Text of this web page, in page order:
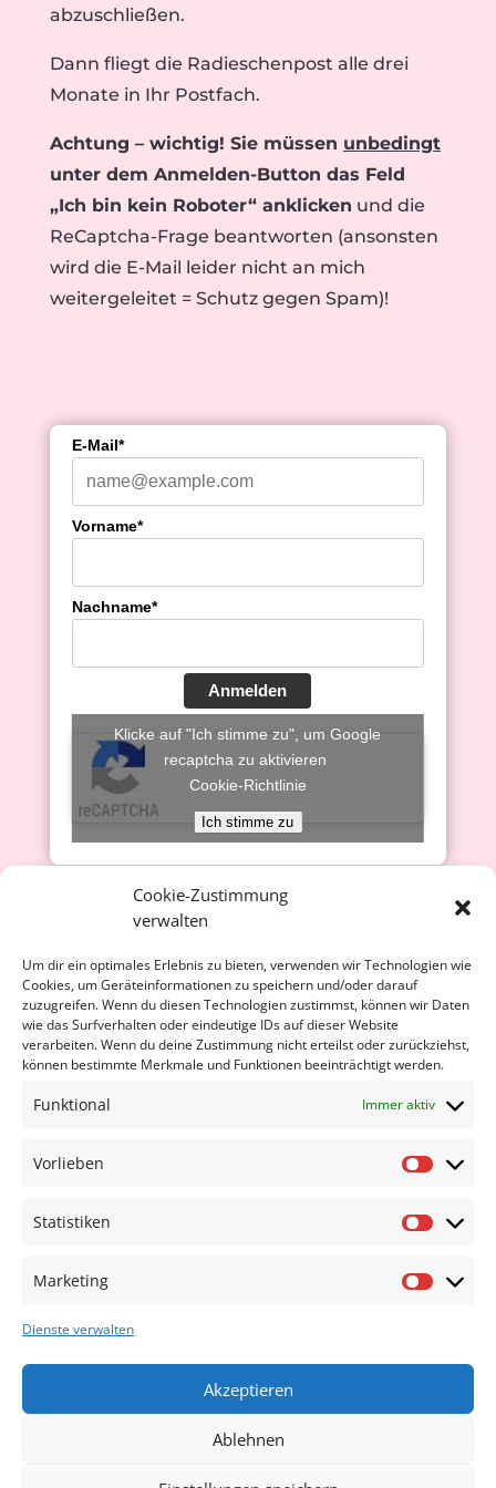
Cookie-Zustimmung
verwalten
Um dir ein optimales Erlebnis zu bieten, verwenden wir Technologien wie
Cookies, um Geräteinformationen zu speichern und/oder darauf
zuzugreifen. Wenn du diesen Technologien zustimmst, können wir Daten
wie das Surfverhalten oder eindeutige IDs auf dieser Website
verarbeiten. Wenn du deine Zustimmung nicht erteilst oder zurückziehst,
können bestimmte Merkmale und Funktionen beeinträchtigt werden.
Funktional Immer aktiv
Vorlieben
Statistiken
Marketing
Dienste verwalten
Akzeptieren
Ablehnen
abzuschließen.
Dann fliegt die Radieschenpost alle drei
Monate in Ihr Postfach.
Achtung – wichtig! Sie müssen unbedingt
unter dem Anmelden-Button das Feld
„Ich bin kein Roboter“ anklicken und die
ReCaptcha-Frage beantworten (ansonsten
wird die E-Mail leider nicht an mich
weitergeleitet = Schutz gegen Spam)!
E-Mail*
Vorname*
Nachname*
Anmelden
Klicke auf "Ich stimme zu", um Google
recaptcha zu aktivieren
Cookie-Richtlinie
Ich stimme zu
Achtung – wichtig! Sie müssen
unbedingt
unter dem Anmelden-Button das Feld
„Ich bin kein Roboter“ anklickenund die
ReCaptcha-Frage beantworten!
Falls Sie sich angemeldet haben und Sie
Antwort-Mail in Ihrem Postfach erhalten
dann ist was schief gegangen. Dann
post@radieschen.tips
Die Datenschutzerklärung finden Sie
Impressum
Cookie-Richtlinie (EU)